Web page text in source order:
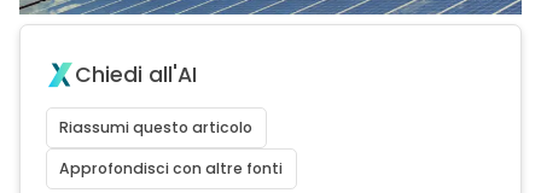
Chiedi all'AI
Riassumi questo articolo
Approfondisci con altre fonti